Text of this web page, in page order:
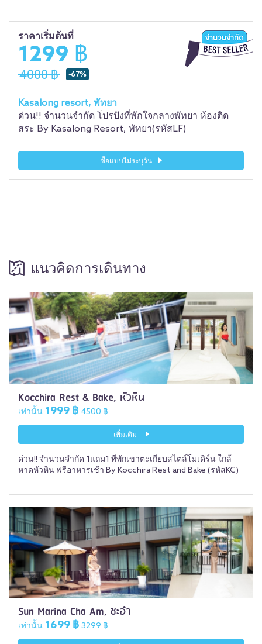
ราคาเริ่มต้นที่
1299 ฿
4000 ฿ -67%
Kasalong resort, พัทยา
ด่วน!! จำนวนจำกัด โปรปังที่พักใจกลางพัทยา ห้องติด
สระ By Kasalong Resort, พัทยา(รหัสLF)
ซื้อแบบไม่ระบุวัน
แนวคิดการเดินทาง
Kocchira Rest & Bake, หัวหิน
เท่านั้น 1999 ฿ 4500 ฿
เพิ่มเติม
ด่วน!! จำนวนจำกัด 1แถม1 ที่พักเขาตะเกียบสไตล์โมเดิร์น ใกล้
หาดหัวหิน ฟรีอาหารเช้า By Kocchira Rest and Bake (รหัสKC)
Sun Marina Cha Am, ชะอำ
เท่านั้น 1699 ฿ 3299 ฿